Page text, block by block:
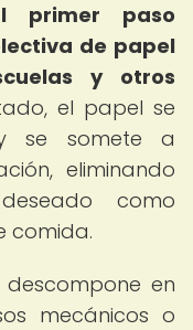
primer paso
de papel
y otros
el papel se
se somete a
eliminando
como
comida.
en
mecánicos o